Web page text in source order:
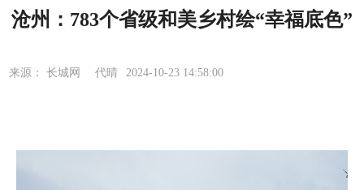
沧州：783个省级和美乡村绘“幸福底色”
来源： 长城网 代晴 2024-10-23 14:58:00